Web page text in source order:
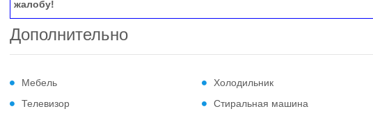
жалобу!
Дополнительно
Мебель
Холодильник
Телевизор
Стиральная машина